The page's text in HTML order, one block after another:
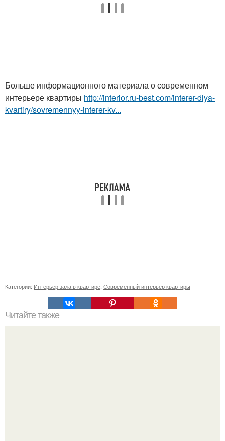
Больше информационного материала о современном
интерьере квартиры http://interior.ru-best.com/interer-dlya-
kvartiry/sovremennyy-interer-kv...
Категории: Интерьер зала в квартире Современный интерьер квартиры
Читайте также